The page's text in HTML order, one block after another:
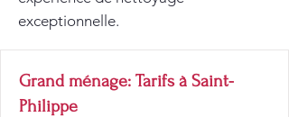
exceptionnelle.
Grand ménage: Tarifs à Saint-
Philippe